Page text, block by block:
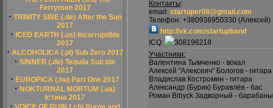
Ferrymen 2017
· TRINITY SINE (.de) After the Sun
2017
· ICED EARTH (.us) Incorruptible
2017
· ALCOHOLICA (.pl) Sub Zero 2017
· SINNER (.de) Tequila Suicide
2017
· EUROPICA (.hu) Part One 2017
· NOKTURNAL MORTUM (.ua)
Істина 2017
Контакты:
email: startuper08@gmail.com
Телефон: +380936950330 (Алексей)
http://vk.com/startupband
ICQ:
308196218
Участники:
Валентина Тымченко - вокал
Алексей "Алексеич" Бологов - гитара
Владислав Костромин - гитара
Александр (Бурик) Буравлёв - бас
Роман Bibyck Задворный - барабаны